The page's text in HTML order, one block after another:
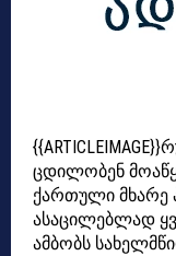
ცდილობენ
ქართული მხარე
ასაცილებლად
ამბობს